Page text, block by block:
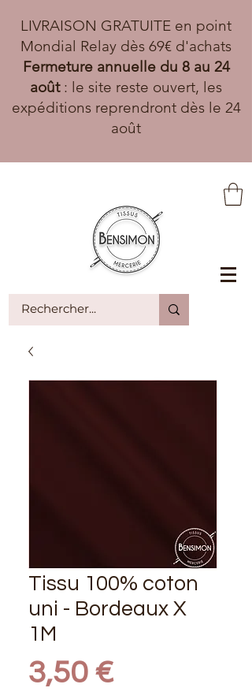
LIVRAISON GRATUITE en point
Mondial Relay dès 69€ d'achats
Fermeture annuelle du 8 au 24
août: le site reste ouvert, les
expéditions reprendront dès le 24
août
Tissu 100% coton
uni - Bordeaux X
1M
3,50 €Prix